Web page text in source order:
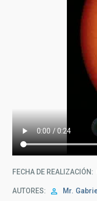
FECHA DE REALIZACIÓN
AUTORES Mr.